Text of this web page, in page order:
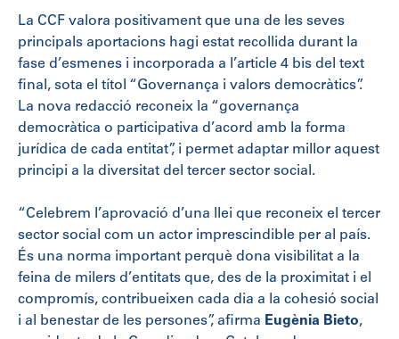
La CCF valora positivament que una de les seves
principals aportacions hagi estat recollida durant la
fase d’esmenes i incorporada a l’article 4 bis del text
final, sota el títol “Governança i valors democràtics”.
La nova redacció reconeix la “governança
democràtica o participativa d’acord amb la forma
jurídica de cada entitat”, i permet adaptar millor aquest
principi a la diversitat del tercer sector social.
“Celebrem l’aprovació d’una llei que reconeix el tercer
sector social com un actor imprescindible per al país.
És una norma important perquè dona visibilitat a la
feina de milers d’entitats que, des de la proximitat i el
compromís, contribueixen cada dia a la cohesió social
i al benestar de les persones”, afirma Eugènia Bieto,